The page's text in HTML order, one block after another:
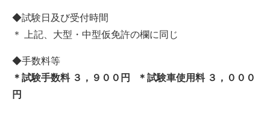
◆試験日及び受付時間
＊ 上記、大型・中型仮免許の欄に同じ
◆手数料等
＊試験手数料 ３，９００円 ＊試験車使用料 ３，０００
円